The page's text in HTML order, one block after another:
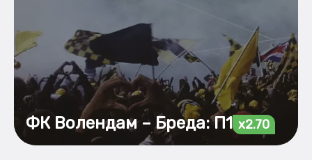
ФК Волендам – Бреда: П1 x2.70